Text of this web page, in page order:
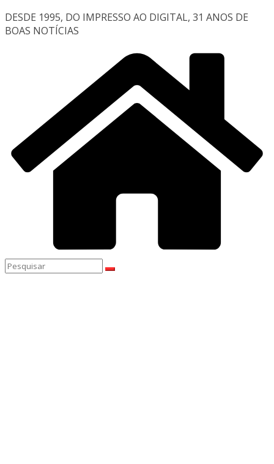
DESDE 1995, DO IMPRESSO AO DIGITAL, 31 ANOS DE
BOAS NOTÍCIAS